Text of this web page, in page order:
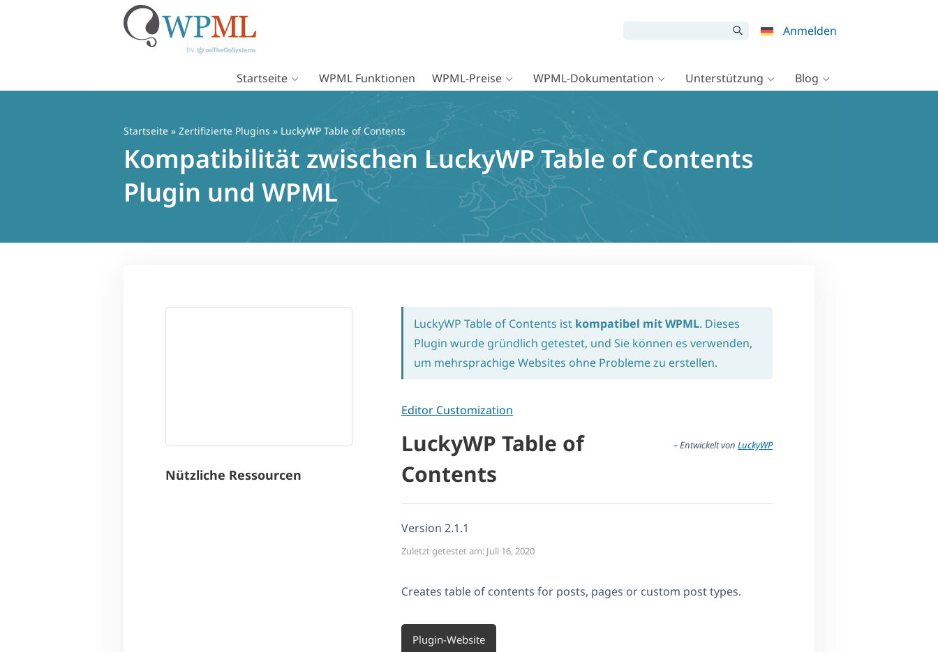
Anmelden
Startseite WPML Funktionen WPML-Preise WPML-Dokumentation Unterstützung Blog
Startseite » Zertifizierte Plugins » LuckyWP Table of Contents
Kompatibilität zwischen LuckyWP Table of Contents
Plugin und WPML
Nützliche Ressourcen
LuckyWP Table of Contents ist kompatibel mit WPML. Dieses
Plugin wurde gründlich getestet, und Sie können es verwenden,
um mehrsprachige Websites ohne Probleme zu erstellen.
Editor Customization
LuckyWP Table of
Contents
– Entwickelt von LuckyWP
Version 2.1.1
Zuletzt getestet am: Juli 16, 2020
Creates table of contents for posts, pages or custom post types.
Plugin-Website